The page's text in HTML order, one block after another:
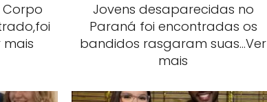
Corpo
mais
Jovens desaparecidas no
Paraná foi encontradas os
bandidos rasgaram suas…Ver
mais